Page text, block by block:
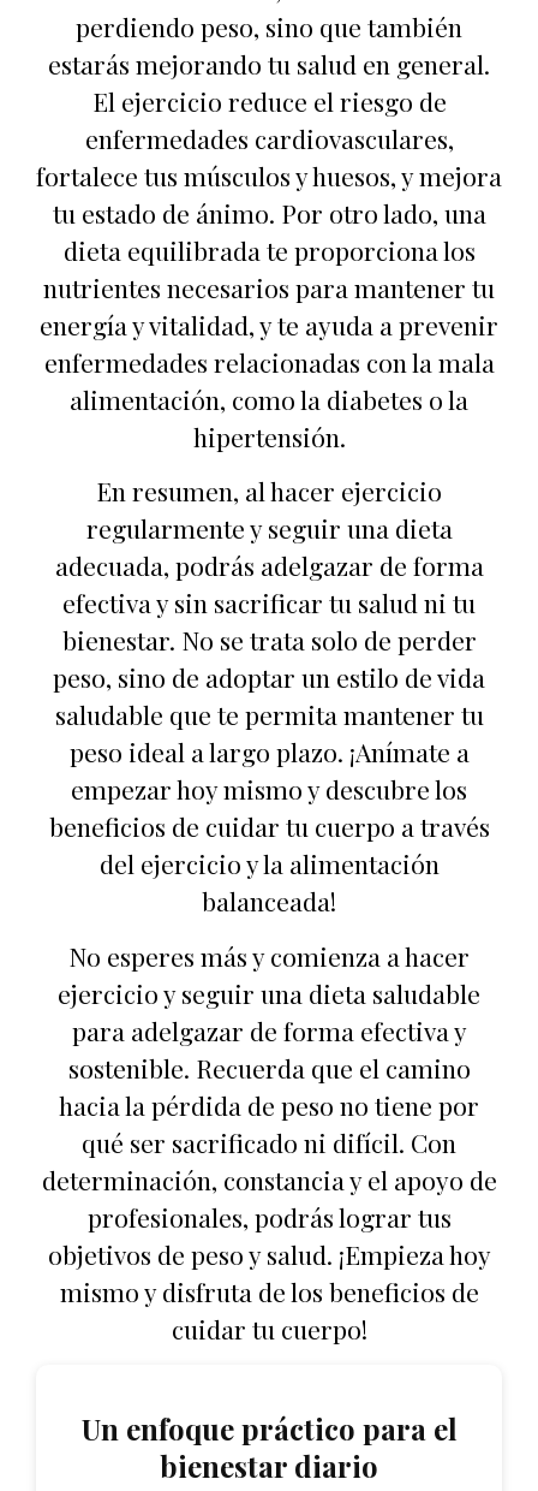
perdiendo peso, sino que también
estarás mejorando tu salud en general.
El ejercicio reduce el riesgo de
enfermedades cardiovasculares,
fortalece tus músculos y huesos, y mejora
tu estado de ánimo. Por otro lado, una
dieta equilibrada te proporciona los
nutrientes necesarios para mantener tu
energía y vitalidad, y te ayuda a prevenir
enfermedades relacionadas con la mala
alimentación, como la diabetes o la
hipertensión.
En resumen, al hacer ejercicio
regularmente y seguir una dieta
adecuada, podrás adelgazar de forma
efectiva y sin sacrificar tu salud ni tu
bienestar. No se trata solo de perder
peso, sino de adoptar un estilo de vida
saludable que te permita mantener tu
peso ideal a largo plazo. ¡Anímate a
empezar hoy mismo y descubre los
beneficios de cuidar tu cuerpo a través
del ejercicio y la alimentación
balanceada!
No esperes más y comienza a hacer
ejercicio y seguir una dieta saludable
para adelgazar de forma efectiva y
sostenible. Recuerda que el camino
hacia la pérdida de peso no tiene por
qué ser sacrificado ni difícil. Con
determinación, constancia y el apoyo de
profesionales, podrás lograr tus
objetivos de peso y salud. ¡Empieza hoy
mismo y disfruta de los beneficios de
cuidar tu cuerpo!
Un enfoque práctico para el
bienestar diario